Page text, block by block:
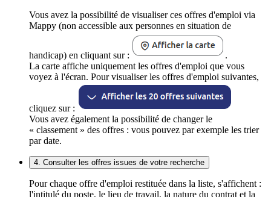
Vous avez la possibilité de visualiser ces offres d'emploi via
Mappy (non accessible aux personnes en situation de
handicap) en cliquant sur :
.
La carte affiche uniquement les offres d'emploi que vous
voyez à l'écran. Pour visualiser les offres d'emploi suivantes,
cliquez sur :
Vous avez également la possibilité de changer le
« classement » des offres : vous pouvez par exemple les trier
par date.
4. Consulter les offres issues de votre recherche
Pour chaque offre d'emploi restituée dans la liste, s'affichent :
l'intitulé du poste, le lieu de travail, la nature du contrat et la